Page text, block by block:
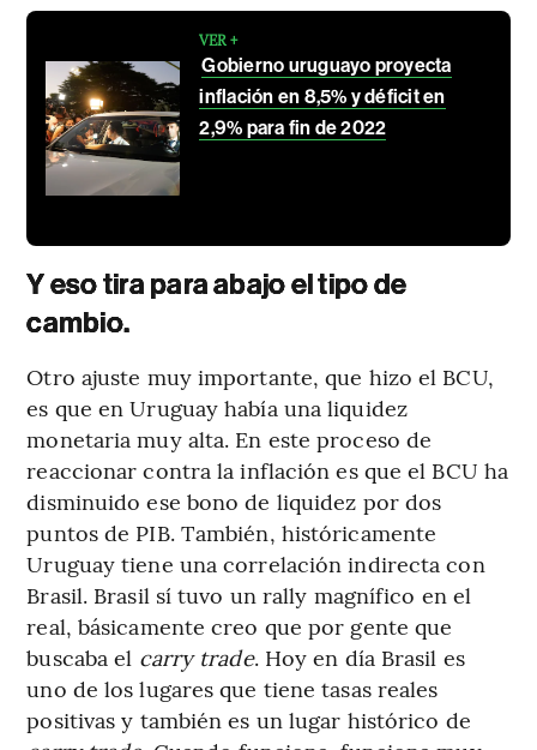
VER +
Gobierno uruguayo proyecta
inflación en 8,5% y déficit en
2,9% para fin de 2022
Y eso tira para abajo el tipo de
cambio.
Otro ajuste muy importante, que hizo el BCU,
es que en Uruguay había una liquidez
monetaria muy alta. En este proceso de
reaccionar contra la inflación es que el BCU ha
disminuido ese bono de liquidez por dos
puntos de PIB. También, históricamente
Uruguay tiene una correlación indirecta con
Brasil. Brasil sí tuvo un rally magnífico en el
real, básicamente creo que por gente que
buscaba el carry trade. Hoy en día Brasil es
uno de los lugares que tiene tasas reales
positivas y también es un lugar histórico de